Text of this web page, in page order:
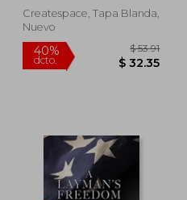
40%
dcto. $
Createspace, Tapa Blanda,
Nuevo